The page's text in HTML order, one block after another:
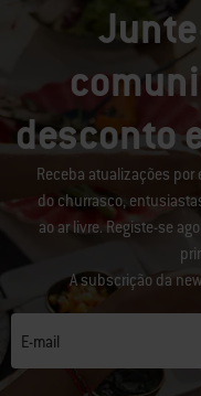
desconto
Receba atualizações
do churrasco,
ao ar livre. Registe-se
A subscrição da
E-mail